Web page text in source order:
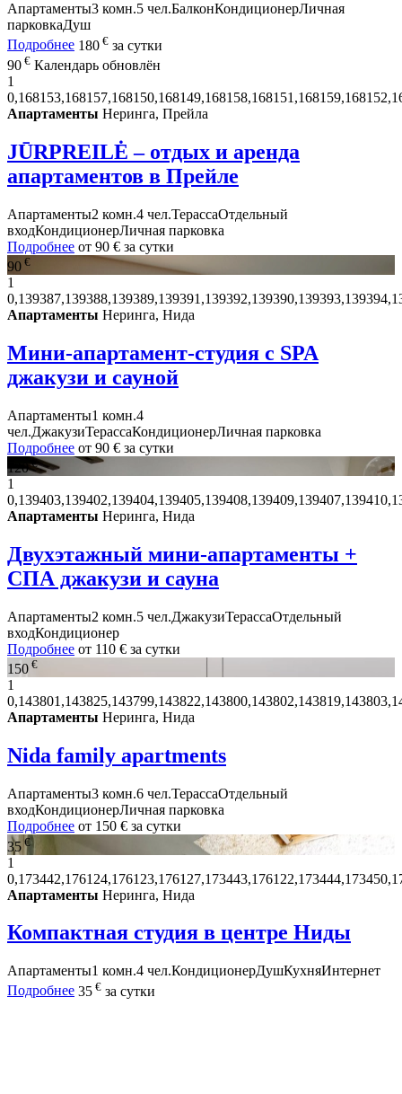
Апартаменты3 комн.5 чел.БалконКондиционерЛичная
парковкаДуш
Подробнее 180 € за сутки
90 € Календарь обновлён
1
Апартаменты Неринга, Прейла
JŪRPREILĖ – отдых и аренда
апартаментов в Прейле
Апартаменты2 комн.4 чел.ТерассаОтдельный
входКондиционерЛичная парковка
Подробнее от 90 € за сутки
90 €
1
Апартаменты Неринга, Нида
Мини-апартамент-студия с SPA
джакузи и сауной
Апартаменты1 комн.4
чел.ДжакузиТерассаКондиционерЛичная парковка
Подробнее от 90 € за сутки
120€
1
Апартаменты Неринга, Нида
Двухэтажный мини-апартаменты +
СПА джакузи и сауна
Апартаменты2 комн.5 чел.ДжакузиТерассаОтдельный
входКондиционер
Подробнее от 110 € за сутки
150 €
1
Апартаменты Неринга, Нида
Nida family apartments
Апартаменты3 комн.6 чел.ТерассаОтдельный
входКондиционерЛичная парковка
Подробнее от 150 € за сутки
35 €
1
Апартаменты Неринга, Нида
Компактная студия в центре Ниды
Апартаменты1 комн.4 чел.КондиционерДушКухняИнтернет
Подробнее 35 € за сутки